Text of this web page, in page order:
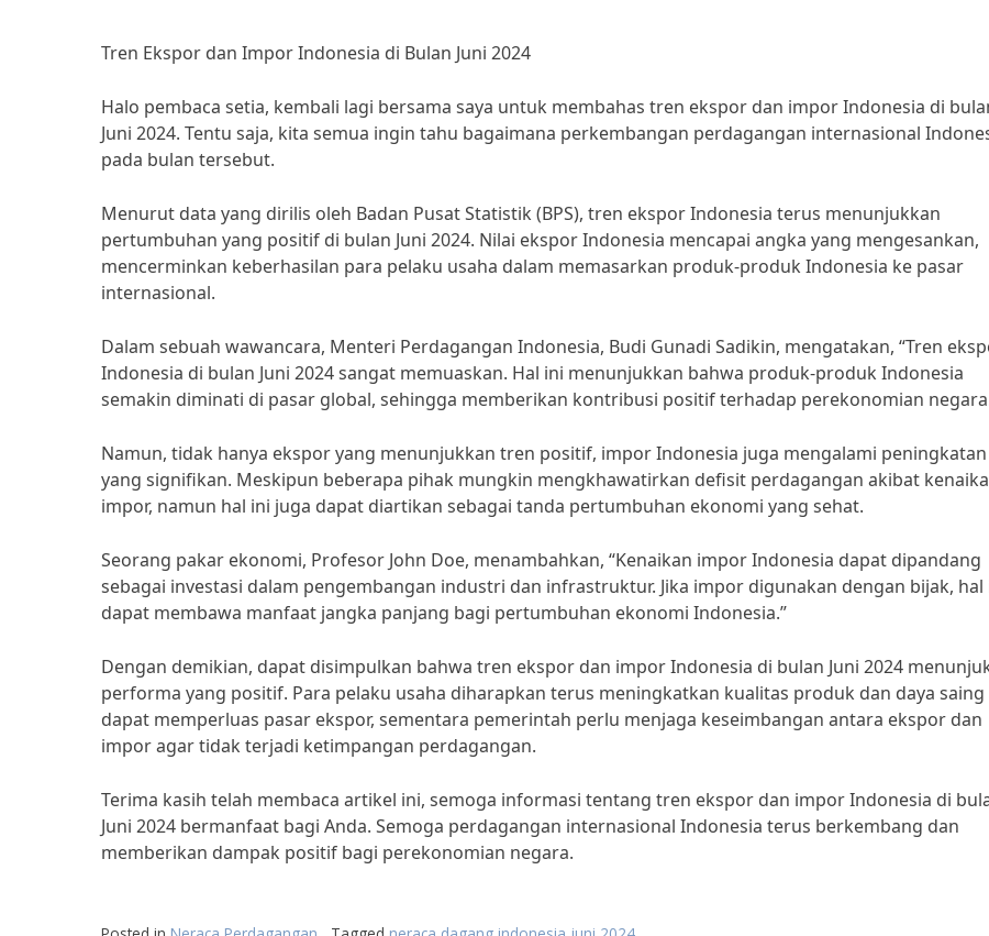
Tren Ekspor dan Impor Indonesia di Bulan Juni 2024
Halo pembaca setia, kembali lagi bersama saya untuk membahas tren ekspor dan impor Indonesia di
Juni 2024. Tentu saja, kita semua ingin tahu bagaimana perkembangan perdagangan internasional
pada bulan tersebut.
Menurut data yang dirilis oleh Badan Pusat Statistik (BPS), tren ekspor Indonesia terus menunjukkan
pertumbuhan yang positif di bulan Juni 2024. Nilai ekspor Indonesia mencapai angka yang mengesankan,
mencerminkan keberhasilan para pelaku usaha dalam memasarkan produk-produk Indonesia ke pasar
internasional.
Dalam sebuah wawancara, Menteri Perdagangan Indonesia, Budi Gunadi Sadikin, mengatakan, “Tren
Indonesia di bulan Juni 2024 sangat memuaskan. Hal ini menunjukkan bahwa produk-produk Indonesia
semakin diminati di pasar global, sehingga memberikan kontribusi positif terhadap perekonomian
Namun, tidak hanya ekspor yang menunjukkan tren positif, impor Indonesia juga mengalami peningkatan
yang signifikan. Meskipun beberapa pihak mungkin mengkhawatirkan defisit perdagangan akibat
impor, namun hal ini juga dapat diartikan sebagai tanda pertumbuhan ekonomi yang sehat.
Seorang pakar ekonomi, Profesor John Doe, menambahkan, “Kenaikan impor Indonesia dapat dipandang
sebagai investasi dalam pengembangan industri dan infrastruktur. Jika impor digunakan dengan bijak, hal
dapat membawa manfaat jangka panjang bagi pertumbuhan ekonomi Indonesia.”
Dengan demikian, dapat disimpulkan bahwa tren ekspor dan impor Indonesia di bulan Juni 2024
performa yang positif. Para pelaku usaha diharapkan terus meningkatkan kualitas produk dan daya
dapat memperluas pasar ekspor, sementara pemerintah perlu menjaga keseimbangan antara ekspor dan
impor agar tidak terjadi ketimpangan perdagangan.
Terima kasih telah membaca artikel ini, semoga informasi tentang tren ekspor dan impor Indonesia di
Juni 2024 bermanfaat bagi Anda. Semoga perdagangan internasional Indonesia terus berkembang dan
memberikan dampak positif bagi perekonomian negara.